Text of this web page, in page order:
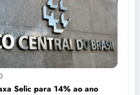
Selic para 14% ao ano